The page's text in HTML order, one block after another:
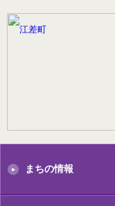
まちの情報